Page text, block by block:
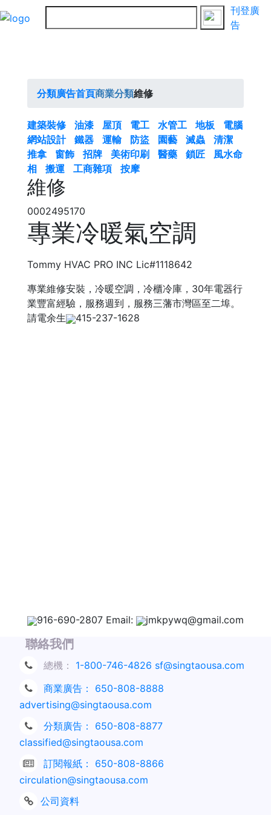
刊登廣
告
分類廣告首頁商業分類維修
建築裝修 油漆 屋頂 電工 水管工 地板
電腦
網站設計
鐵器 運輸 防盜 園藝 滅蟲
清潔
推拿
窗飾 招牌 美術印刷 醫藥 鎖匠
風水命
相
搬運 工商雜項 按摩
維修
0002495170
專業冷暖氣空調
Tommy HVAC PRO INC Lic#1118642
專業維修安裝，冷暖空調，冷櫃冷庫，30年電器行
業豐富經驗，服務週到，服務三藩市灣區至二埠。
請電余生
415-237-1628
916-690-2807 Email: jmkpywq@gmail.com
聯絡我們
總機： 1-800-746-4826 sf@singtaousa.com
商業廣告：
650-808-8888
advertising@singtaousa.com
分類廣告：
650-808-8877
classified@singtaousa.com
訂閱報紙：
650-808-8866
circulation@singtaousa.com
公司資料